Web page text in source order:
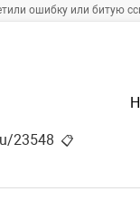
ошибку или битую
23548 📋